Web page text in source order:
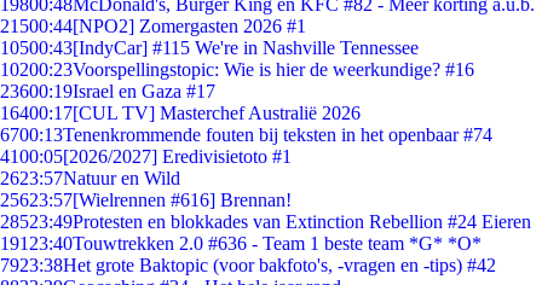
19800:48McDonald's, Burger King en KFC #82 - Meer korting a.u.b.
21500:44[NPO2] Zomergasten 2026 #1
10500:43[IndyCar] #115 We're in Nashville Tennessee
10200:23Voorspellingstopic: Wie is hier de weerkundige? #16
23600:19Israel en Gaza #17
16400:17[CUL TV] Masterchef Australië 2026
6700:13Tenenkrommende fouten bij teksten in het openbaar #74
4100:05[2026/2027] Eredivisietoto #1
2623:57Natuur en Wild
25623:57[Wielrennen #616] Brennan!
28523:49Protesten en blokkades van Extinction Rebellion #24 Eieren
191 23:40Touwtrekken 2.0 #636 - Team 1 beste team *G* *O*
7923:38Het grote Baktopic (voor bakfoto's, -vragen en -tips) #42